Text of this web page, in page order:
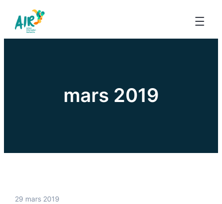
mars 2019
29 mars 2019